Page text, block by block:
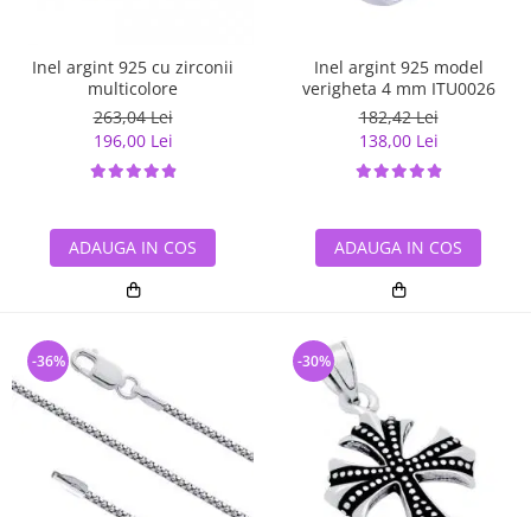
Inel argint 925 cu zirconii
multicolore
263,04 Lei
196,00 Lei
ADAUGA IN COS
Inel argint 925 model
verigheta 4 mm ITU0026
182,42 Lei
138,00 Lei
ADAUGA IN COS
-36% -30%